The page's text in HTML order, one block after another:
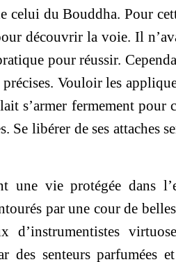
celui du Bouddha. Pour
découvrir la voie. Il
pour réussir.
Vouloir les
s’armer fermement pour
Se libérer de ses attaches
une vie protégée dans
par une cour de
d’instrumentistes
des senteurs parfumées